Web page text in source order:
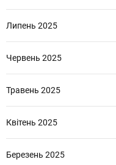
Липень 2025
Червень 2025
Травень 2025
Квітень 2025
Березень 2025